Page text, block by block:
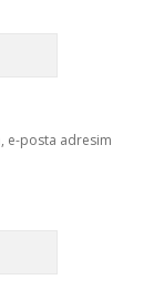
e-posta adresim